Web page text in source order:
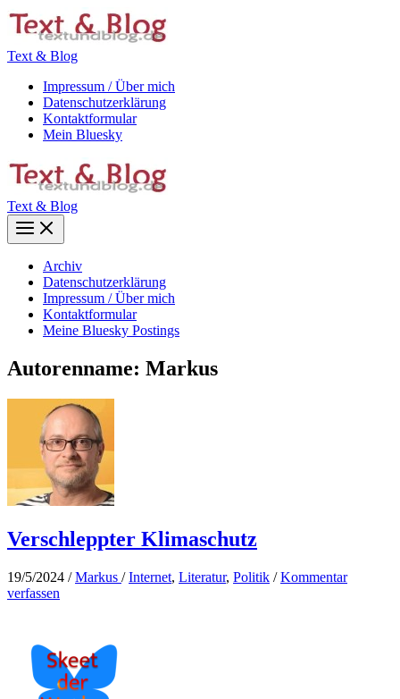
Zum
Inhalt
Text & Blog
Impressum / Über mich
Datenschutzerklärung
Kontaktformular
Mein Bluesky
Text & Blog
Main
Menu
Archiv
Datenschutzerklärung
Impressum / Über mich
Kontaktformular
Meine Bluesky Postings
Autorenname: Markus
Verschleppter Klimaschutz
19/5/2024 /Markus /Internet, Literatur, Politik /Kommentar
verfassen